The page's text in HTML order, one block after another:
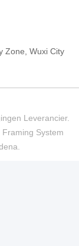
Zone, Wuxi City
Leverancier.
System